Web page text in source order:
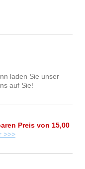
laden Sie unser
auf Sie!
Preis von 15,00
>>>